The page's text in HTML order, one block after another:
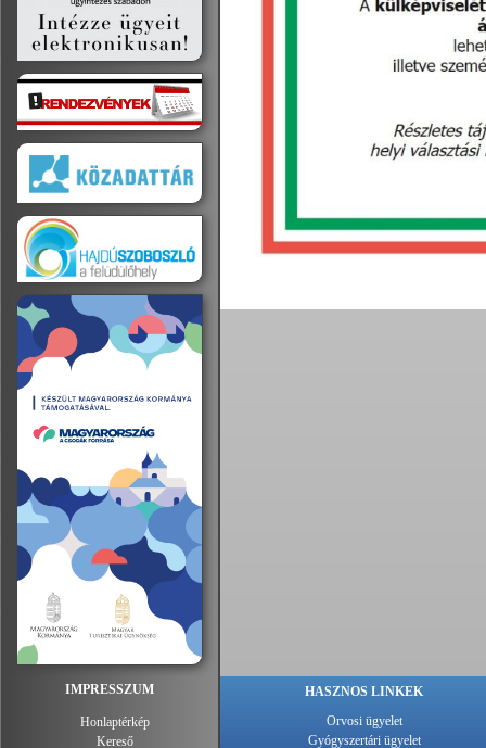
IMPRESSZUM
Honlaptérkép
Kereső
HASZNOS LINKEK
Orvosi ügyelet
Gyógyszertári ügyelet